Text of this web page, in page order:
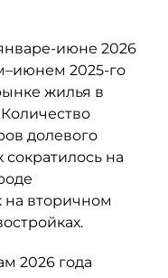
июне 2026
2025-го
жилья в
Количество
долевого
на
на вторичном
2026 года